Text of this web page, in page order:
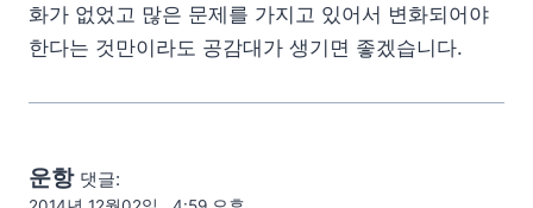
화가 없었고 많은 문제를 가지고 있어서 변화되어야
한다는 것만이라도 공감대가 생기면 좋겠습니다.
운항 댓글: